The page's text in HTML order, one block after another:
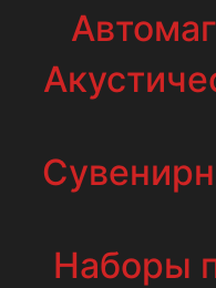
Наборы